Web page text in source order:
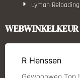
Lyman Reloading
Monstrum Tactical
S.T. Dupont
WEBWINKELKEUR